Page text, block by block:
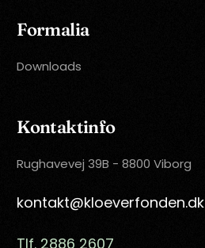
Formalia
Downloads
Kontaktinfo
Rughavevej 39B - 8800 Viborg
kontakt@kloeverfonden.dk
Tlf. 2886 2607